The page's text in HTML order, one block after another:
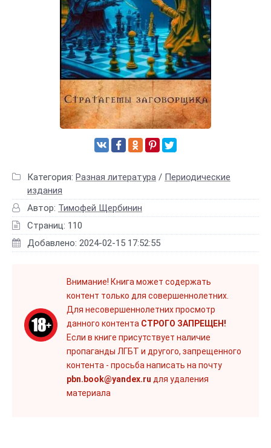
Категория: Разная литература / Периодические
издания
Автор: Тимофей Щербинин
Страниц: 110
Добавлено: 2024-02-15 17:52:55
Внимание! Книга может содержать
контент только для совершеннолетних.
Для несовершеннолетних просмотр
данного контента СТРОГО ЗАПРЕЩЕН!
Если в книге присутствует наличие
пропаганды ЛГБТ и другого, запрещенного
контента - просьба написать на почту
pbn.book@yandex.ru для удаления
материала